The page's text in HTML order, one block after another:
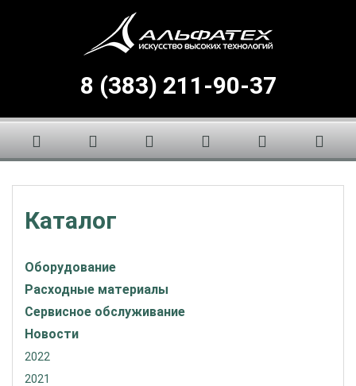
8 (383) 211-90-37
Каталог
Оборудование
Расходные материалы
Сервисное обслуживание
Новости
2022
2021